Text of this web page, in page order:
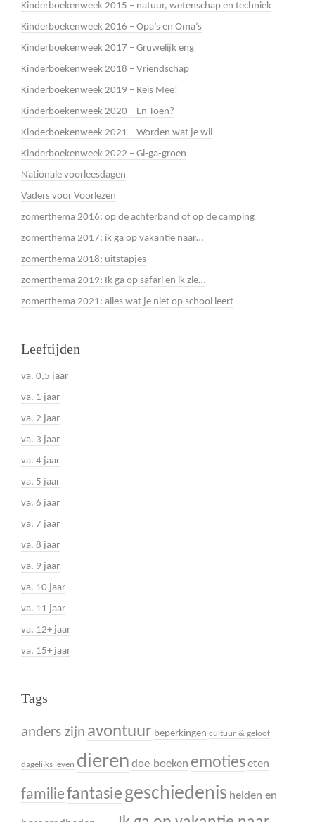
Kinderboekenweek 2015 – natuur, wetenschap en techniek
Kinderboekenweek 2016 – Opa’s en Oma’s
Kinderboekenweek 2017 – Gruwelijk eng
Kinderboekenweek 2018 – Vriendschap
Kinderboekenweek 2019 – Reis Mee!
Kinderboekenweek 2020 – En Toen?
Kinderboekenweek 2021 – Worden wat je wil
Kinderboekenweek 2022 – Gi-ga-groen
Nationale voorleesdagen
Vaders voor Voorlezen
zomerthema 2016: op de achterband of op de camping
zomerthema 2017: ik ga op vakantie naar…
zomerthema 2018: uitstapjes
zomerthema 2019: Ik ga op safari en ik zie…
zomerthema 2021: alles wat je niet op school leert
Leeftijden
va. 0,5 jaar
va. 1 jaar
va. 2 jaar
va. 3 jaar
va. 4 jaar
va. 5 jaar
va. 6 jaar
va. 7 jaar
va. 8 jaar
va. 9 jaar
va. 10 jaar
va. 11 jaar
va. 12+ jaar
va. 15+ jaar
Tags
anders zijn avontuur beperkingen cultuur & geloof
dagelijks leven dieren doe-boeken emotieseten
familiefantasie geschiedenis helden en